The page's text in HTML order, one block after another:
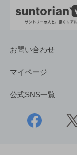
お問い合わせ
マイページ
公式SNS一覧